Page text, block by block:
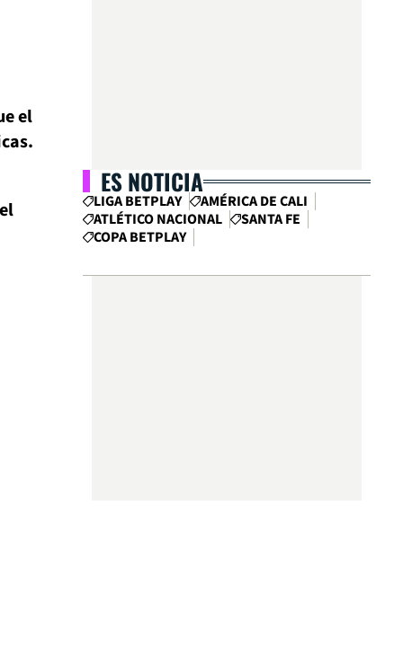
el
ES NOTICIA
LIGA BETPLAY
AMÉRICA DE CALI
ATLÉTICO NACIONAL
SANTA FE
COPA BETPLAY